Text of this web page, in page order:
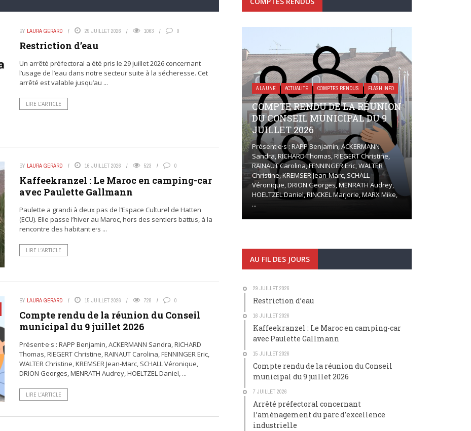
BY LAURA GERARD 29 JUILLET 2026 1063 0
Restriction d’eau
Un arrêté préfectoral a été pris le 29 juillet 2026 concernant
l’usage de l’eau dans notre secteur suite à la sécheresse. Cet
arrêté est valable jusqu’au ...
LIRE L’ARTICLE
BY LAURA GERARD 16 JUILLET 2026 523 0
Kaffeekranzel : Le Maroc en camping-car
avec Paulette Gallmann
Paulette a grandi à deux pas de l’Espace Culturel de Hatten
(ECU). Elle passe l’hiver au Maroc, hors des sentiers battus, à la
rencontre des habitant·e·s ...
LIRE L’ARTICLE
BY LAURA GERARD 15 JUILLET 2026 728 0
Compte rendu de la réunion du Conseil
municipal du 9 juillet 2026
Présent·e·s : RAPP Benjamin, ACKERMANN Sandra, RICHARD
Thomas, RIEGERT Christine, RAINAUT Carolina, FENNINGER Eric,
WALTER Christine, KREMSER Jean-Marc, SCHALL Véronique,
DRION Georges, MENRATH Audrey, HOELTZEL Daniel, ...
LIRE L’ARTICLE
A LA UNE ACTUALITÉ COMPTES RENDUS FLASH INFO
COMPTE RENDU DE LA RÉUNION
DU CONSEIL MUNICIPAL DU 9
JUILLET 2026
Présent·e·s : RAPP Benjamin, ACKERMANN
Sandra, RICHARD Thomas, RIEGERT Christine,
RAINAUT Carolina, FENNINGER Eric, WALTER
Christine, KREMSER Jean-Marc, SCHALL
Véronique, DRION Georges, MENRATH Audrey,
HOELTZEL Daniel, RINCKEL Marjorie, MARX Mike,
...
AU FIL DES JOURS
29 JUILLET 2026
Restriction d’eau
16 JUILLET 2026
Kaffeekranzel : Le Maroc en camping-car
avec Paulette Gallmann
15 JUILLET 2026
Compte rendu de la réunion du Conseil
municipal du 9 juillet 2026
7 JUILLET 2026
Arrêté préfectoral concernant
l’aménagement du parc d’excellence
industrielle